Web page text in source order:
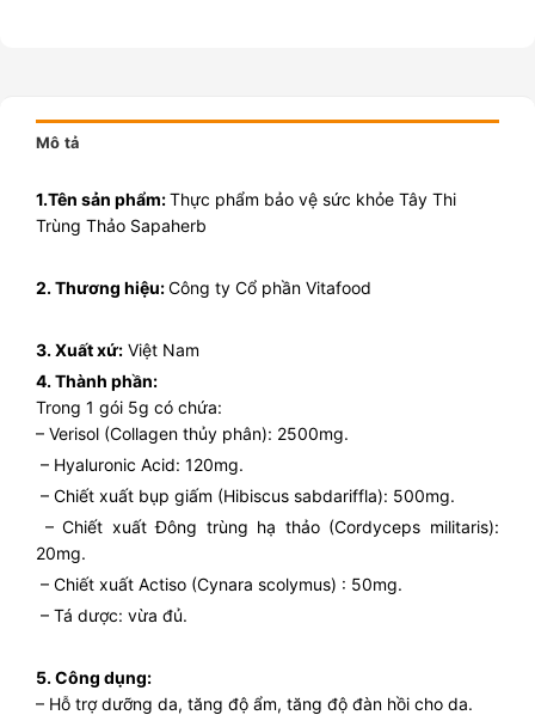
Mô tả
1.Tên sản phẩm:Thực phẩm bảo vệ sức khỏe Tây Thi
Trùng Thảo Sapaherb
2. Thương hiệu:Công ty Cổ phần Vitafood
3. Xuất xứ: Việt Nam
4. Thành phần:
Trong 1 gói 5g có chứa:
– Verisol (Collagen thủy phân): 2500mg.
– Hyaluronic Acid: 120mg.
– Chiết xuất bụp giấm (Hibiscus sabdariffla): 500mg.
– Chiết xuất Đông trùng hạ thảo (Cordyceps militaris):
20mg.
– Chiết xuất Actiso (Cynara scolymus) : 50mg.
– Tá dược: vừa đủ.
5. Công dụng:
– Hỗ trợ dưỡng da, tăng độ ẩm, tăng độ đàn hồi cho da.